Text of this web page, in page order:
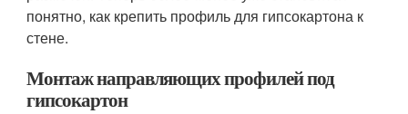
понятно, как крепить профиль для гипсокартона к
стене.
Монтаж направляющих профилей под
гипсокартон